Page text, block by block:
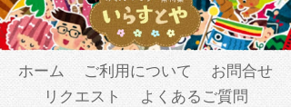
ホーム ご利用について
お問合せ
リクエスト
よくあるご質問